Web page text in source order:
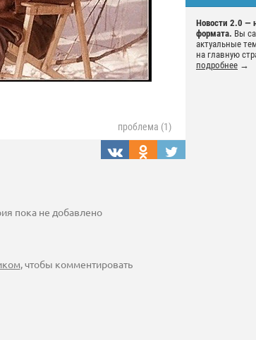
Новости 2.0 —
формата. Вы
актуальные
на главную
подробнее →
проблема (1)
пока не добавлено
, чтобы комментировать